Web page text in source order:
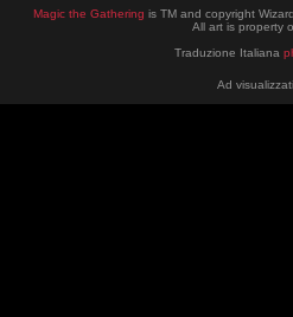
Magic the Gathering is TM and copyright
All art is property
Traduzione Italiana
Ad